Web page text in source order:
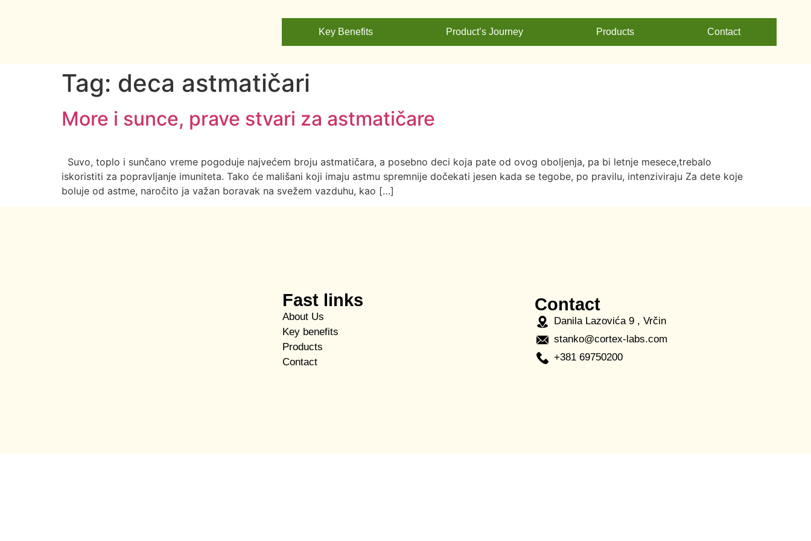
Key Benefits Product’s Journey Products Contact
Tag: deca astmatičari
More i sunce, prave stvari za astmatičare
Suvo, toplo i sunčano vreme pogoduje najvećem broju astmatičara, a posebno deci koja pate od ovog oboljenja, pa bi letnje mesece,trebalo
iskoristiti za popravljanje imuniteta. Tako će mališani koji imaju astmu spremnije dočekati jesen kada se tegobe, po pravilu, intenziviraju Za dete koje
boluje od astme, naročito ja važan boravak na svežem vazduhu, kao […]
Fast links
About Us
Key benefits
Products
Contact
Contact
Danila Lazovića 9 , Vrčin
stanko@cortex-labs.com
+381 69750200